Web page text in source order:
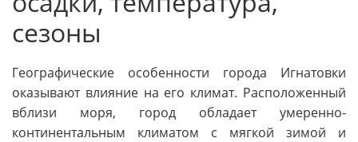
сезоны
Географические особенности города Игнатовки
оказывают влияние на его климат. Расположенный
вблизи моря, город обладает умеренно-
континентальным климатом с мягкой зимой и